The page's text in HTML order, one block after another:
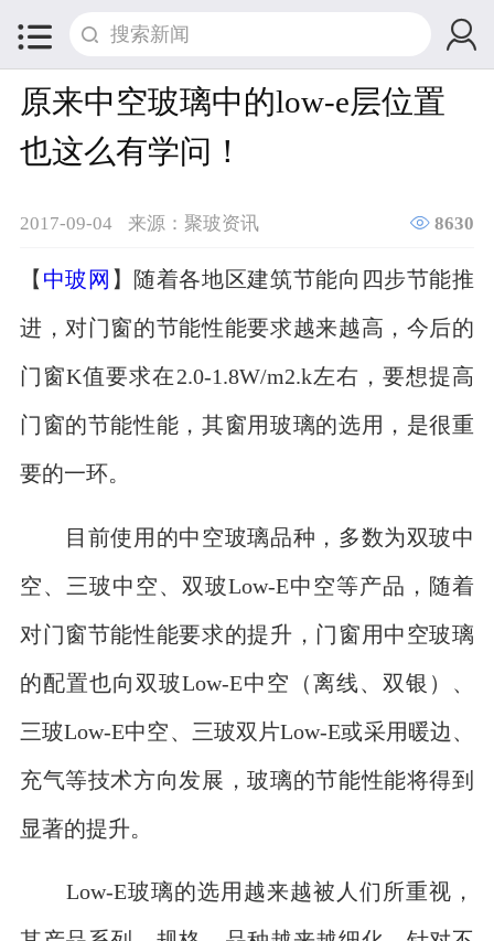
 
原来中空玻璃中的low-e层位置
也这么有学问！
2017-09-04 来源：聚玻资讯  8630
【 中玻网 】随着各地区建筑节能向四步节能推
进，对门窗的节能性能要求越来越高，今后的
门窗K值要求在2.0-1.8W/m2.k左右，要想提高
门窗的节能性能，其窗用玻璃的选用，是很重
要的一环。
目前使用的中空玻璃品种，多数为双玻中
空、三玻中空、双玻Low-E中空等产品，随着
对门窗节能性能要求的提升，门窗用中空玻璃
的配置也向双玻Low-E中空（离线、双银）、
三玻Low-E中空、三玻双片Low-E或采用暖边、
充气等技术方向发展，玻璃的节能性能将得到
显著的提升。
Low-E玻璃的选用越来越被人们所重视，